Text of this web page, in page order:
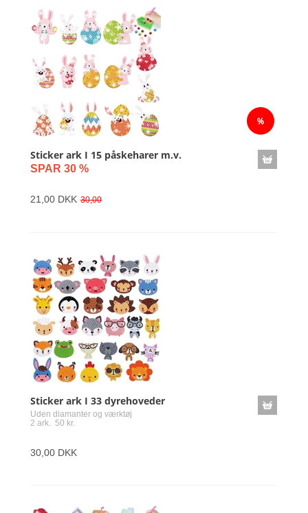
Sticker ark I 15 påskeharer m.v.
SPAR 30 %
21,00 DKK 30,00
Sticker ark I 33 dyrehoveder
Uden diamanter og værktøj
2 ark. 50 kr.
30,00 DKK